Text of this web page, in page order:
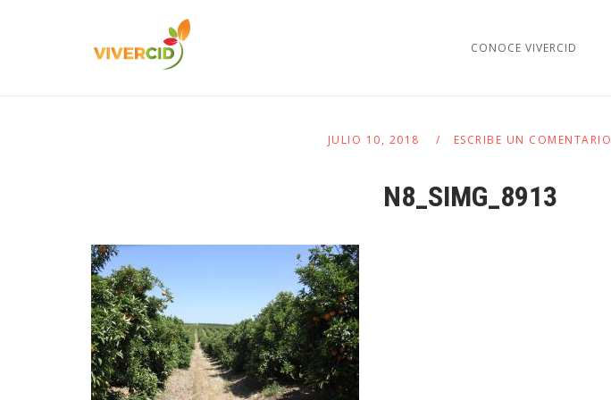
CONOCE VIVERCID
JULIO 10, 2018 ESCRIBE UN COMENTARIO
N8_SIMG_8913